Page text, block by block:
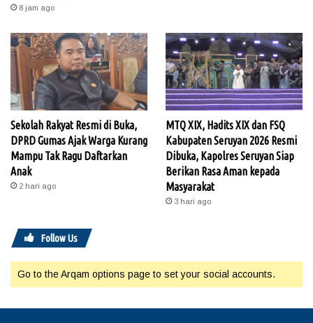
8 jam ago
Sekolah Rakyat Resmi di Buka,
DPRD Gumas Ajak Warga Kurang
Mampu Tak Ragu Daftarkan
Anak
2 hari ago
MTQ XIX, Hadits XIX dan FSQ
Kabupaten Seruyan 2026 Resmi
Dibuka, Kapolres Seruyan Siap
Berikan Rasa Aman kepada
Masyarakat
3 hari ago
Follow Us
Go to the Arqam options page to set your social accounts.